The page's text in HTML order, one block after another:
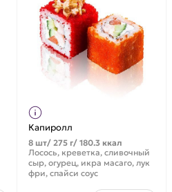
Капиролл
8 шт/ 275 г/ 180.3 ккал
Лосось, креветка, сливочный
сыр, огурец, икра масаго, лук
фри, спайси соус